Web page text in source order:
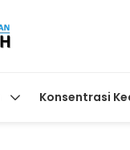
Konsentrasi